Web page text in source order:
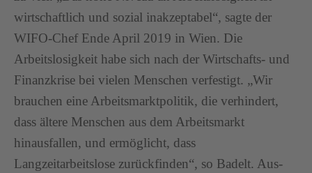
wirtschaftlich und sozial inakzeptabel“, sagte der
WIFO-Chef Ende April 2019 in Wien. Die
Arbeitslosigkeit habe sich nach der Wirtschafts- und
Finanzkrise bei vielen Menschen verfestigt. „Wir
brauchen eine Arbeitsmarktpolitik, die verhindert,
dass ältere Menschen aus dem Arbeitsmarkt
hinausfallen, und ermöglicht, dass
Langzeitarbeitslose zurückfinden“, so Badelt. Aus-